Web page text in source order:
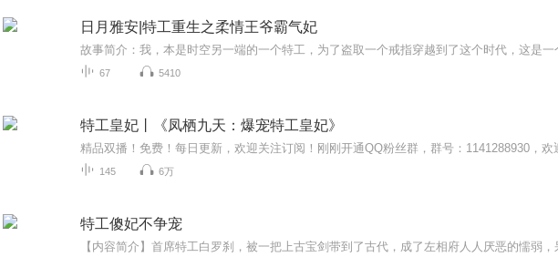
日月雅安|特工重生之柔情王爷霸气妃
67 5410
特工皇妃丨《凤栖九天：爆宠特工皇妃》
145 6万
特工傻妃不争宠